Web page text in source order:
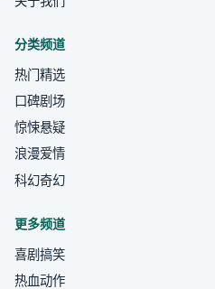
分类频道
热门精选
口碑剧场
惊悚悬疑
浪漫爱情
科幻奇幻
更多频道
喜剧搞笑
热血动作